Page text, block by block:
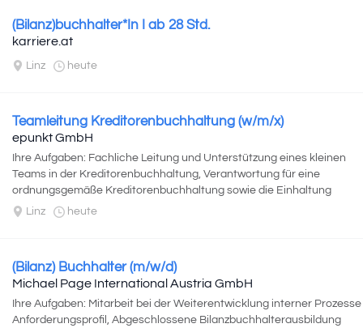
(Bilanz)buchhalter*In I ab 28 Std.
karriere.at
Linz heute
Teamleitung Kreditorenbuchhaltung (w/m/x)
epunkt GmbH
Ihre Aufgaben: Fachliche Leitung und Unterstützung eines kleinen
Teams in der Kreditorenbuchhaltung, Verantwortung für eine
ordnungsgemäße Kreditorenbuchhaltung sowie die Einhaltung
interner Richtlinien, Analyse...
Linz heute
(Bilanz) Buchhalter (m/w/d)
Michael Page International Austria GmbH
Ihre Aufgaben: Mitarbeit bei der Weiterentwicklung interner Prozesse
Anforderungsprofil, Abgeschlossene Bilanzbuchhalterausbildung